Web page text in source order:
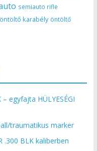
semiauto rifle
öntöltő karabély öntöltő
egyfajta HÜLYESÉGI
traumatikus marker
.300 BLK kaliberben